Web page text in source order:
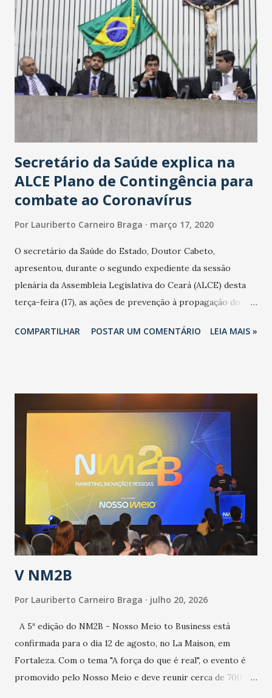
Secretário da Saúde explica na
ALCE Plano de Contingência para
combate ao Coronavírus
Por Lauriberto Carneiro Braga março 17, 2020
O secretário da Saúde do Estado, Doutor Cabeto,
apresentou, durante o segundo expediente da sessão
plenária da Assembleia Legislativa do Ceará (ALCE) desta
terça-feira (17), as ações de prevenção à propagação do
adotadas pelo Governo do Estado na contenção da
população suspeita e de cuidados com os ambientes
públicos e domiciliares. “Nós não estamos vivendo uma
epidemia comum, como temos em todos os anos, com
aumento de casos de dengue, influenza ou H1N1. Trata-se
de uma epidemia com um vírus diferente, com um poder de
contaminação maior que outros coronavírus”, apontou o
secretário. Segundo ele, é uma epidemia com chance de
contaminação alta, podendo gerar um grande risco à
população e ao sistema de saúde. “Precisamos saber fazer a
estratificação do risco da doença, para não so...
COMPARTILHAR POSTAR UM COMENTÁRIO LEIA MAIS »
V NM2B
Por Lauriberto Carneiro Braga julho 20, 2026
A 5ª edição do NM2B - Nosso Meio to Business está
confirmada para o dia 12 de agosto, no La Maison, em
Fortaleza. Com o tema "A força do que é real", o evento é
promovido pelo Nosso Meio e deve reunir cerca de 700